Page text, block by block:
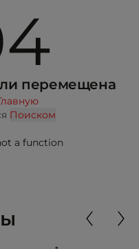
перемещена
Поиском
a function